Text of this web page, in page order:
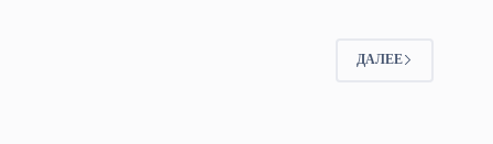
ДАЛЕЕ